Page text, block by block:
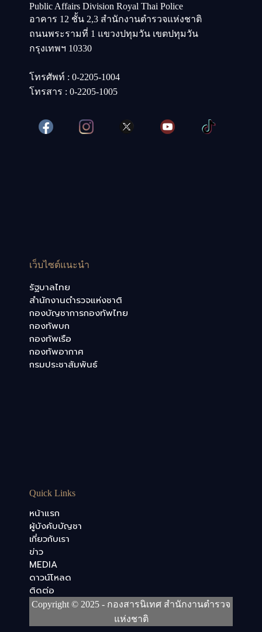
Public Affairs Division Royal Thai Police
อาคาร 12 ชั้น 2,3 สำนักงานตำรวจแห่งชาติ
ถนนพระรามที่ 1 แขวงปทุมวัน เขตปทุมวัน
กรุงเทพฯ 10330
โทรศัพท์ : 0-2205-1004
โทรสาร : 0-2205-1005
เว็บไซต์แนะนำ
รัฐบาลไทย
สำนักงานตำรวจแห่งชาติ
กองบัญชาการกองทัพไทย
กองทัพบก
กองทัพเรือ
กองทัพอากาศ
กรมประชาสัมพันธ์
Quick Links
หน้าแรก
ผู้บังคับบัญชา
เกี่ยวกับเรา
ข่าว
MEDIA
ดาวน์โหลด
ติดต่อ
Copyright © 2025 - กองสารนิเทศ สำนักงานตำรวจ
แห่งชาติ